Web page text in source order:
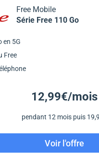
Free Mobile
Série Free 110 Go
en 5G
Free
12,99€/mois
pendant 12 mois puis
Voir l'offre